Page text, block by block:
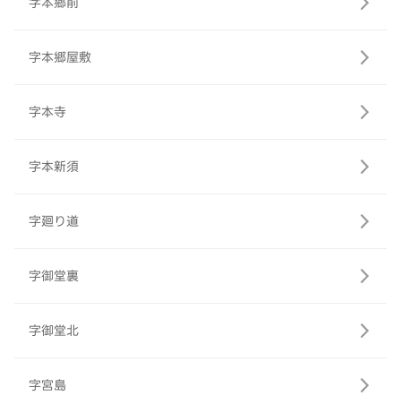
字本郷屋敷
字本寺
字本新須
字廻り道
字御堂裏
字御堂北
字宮島